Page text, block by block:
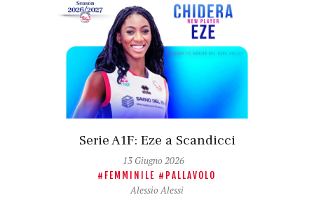
Serie A1F: Eze a Scandicci
13 Giugno 2026
FEMMINILE PALLAVOLO
Alessio Alessi